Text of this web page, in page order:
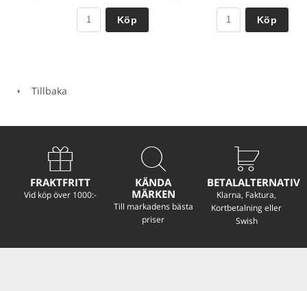
Köp Köp
Tillbaka
FRAKTFRITT
Vid köp över 1000:-
KÄNDA
MÄRKEN
Till markadens bästa
priser
BETALALTERNATIV
Klarna, Faktura,
Kortbetalning eller
Swish